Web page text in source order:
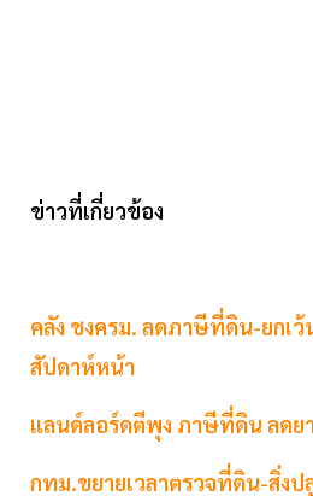
ข่าวที่เกี่ยวข้อง
คลัง ชงครม. ลดภาษีที่ดิน-ยกเว้
สัปดาห์หน้า
แลนด์ลอร์ดตีพุง ภาษีที่ดิน ลดย
กทม.ขยายเวลาตรวจที่ดิน-สิ่งป